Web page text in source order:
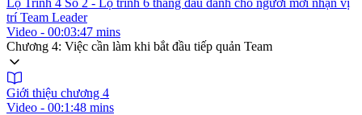
trí Team Leader
Video - 00:03:47 mins
Chương 4: Việc cần làm khi bắt đầu tiếp quản Team
Giới thiệu chương 4
Video - 00:1:48 mins